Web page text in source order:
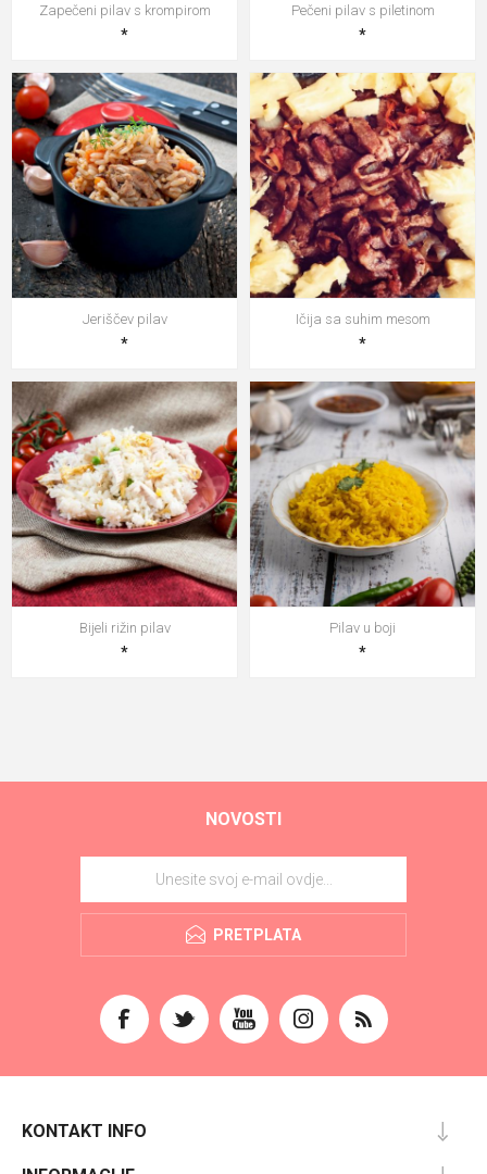
Zapečeni pilav s krompirom
*
Pečeni pilav s piletinom
*
Jeriščev pilav
*
Ičija sa suhim mesom
*
Bijeli rižin pilav
*
Pilav u boji
*
NOVOSTI
PRETPLATA
KONTAKT INFO